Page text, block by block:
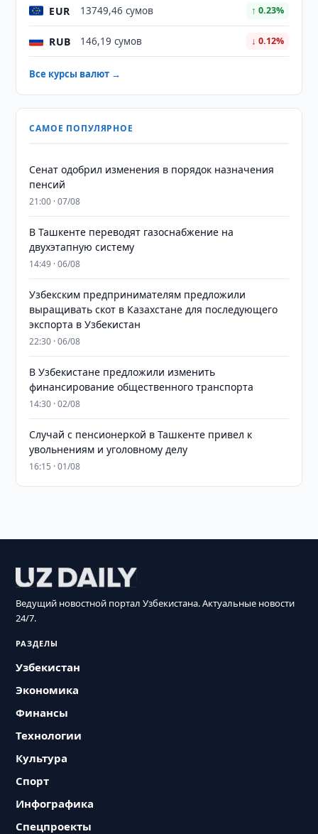
EUR 13749,46 сумов ↑ 0.23%
RUB 146,19 сумов ↓ 0.12%
Все курсы валют →
САМОЕ ПОПУЛЯРНОЕ
Сенат одобрил изменения в порядок назначения
пенсий
21:00 · 07/08
В Ташкенте переводят газоснабжение на
двухэтапную систему
14:49 · 06/08
Узбекским предпринимателям предложили
выращивать скот в Казахстане для последующего
экспорта в Узбекистан
22:30 · 06/08
В Узбекистане предложили изменить
финансирование общественного транспорта
14:30 · 02/08
Случай с пенсионеркой в Ташкенте привел к
увольнениям и уголовному делу
16:15 · 01/08
Ведущий новостной портал Узбекистана. Актуальные новости
24/7.
РАЗДЕЛЫ
Узбекистан
Экономика
Финансы
Технологии
Культура
Спорт
Инфографика
Спецпроекты